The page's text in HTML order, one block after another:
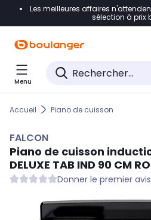
Accéder directement à la
Accéder directement au pied
Accéder directement au
Les meilleures affaires
sélection à prix
Menu
Accueil Piano de cuisson
FALCON
Piano de cuisson
DELUXE TAB IND 90 CM
Donner le premier avis